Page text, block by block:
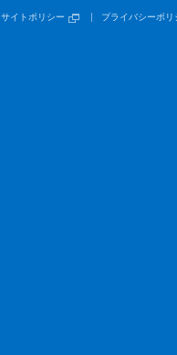
サイトポリシー プライバシーポリ